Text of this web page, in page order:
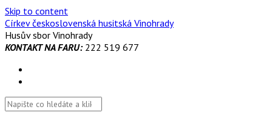
Skip to content
Církev československá husitská Vinohrady
Husův sbor Vinohrady
KONTAKT NA FARU:222 519 677